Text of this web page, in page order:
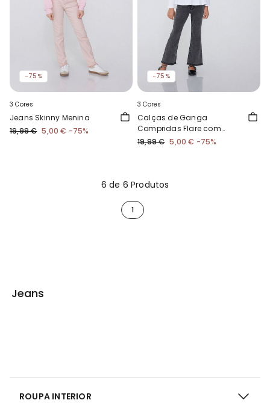
-75%
3 Cores
Jeans Skinny Menina
19,99 € 5,00 € -75%
-75%
3 Cores
Calças de Ganga
Compridas Flare com
Fecho e Botão
19,99 € 5,00 € -75%
6 de 6 Produtos
1
Jeans
ROUPA INTERIOR